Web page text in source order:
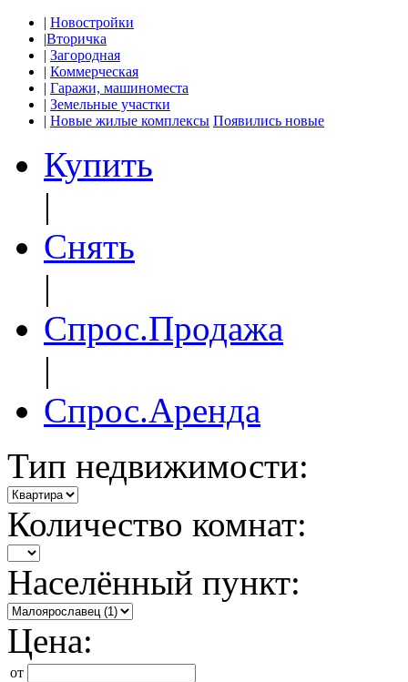
| Новостройки
|Вторичка
| Загородная
| Коммерческая
| Гаражи, машиноместа
| Земельные участки
| Новые жилые комплексы Появились новые
Купить
|
Снять
|
Спрос.Продажа
|
Спрос.Аренда
Тип недвижимости:
Количество комнат:
Населённый пункт:
Цена:
от